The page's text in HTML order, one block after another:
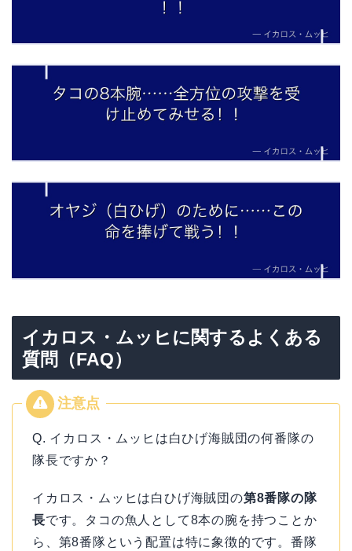
イカロス・ムッヒに関するよくある
質問（FAQ）
Q. イカロス・ムッヒは白ひげ海賊団の何番隊の
隊長ですか？
イカロス・ムッヒは白ひげ海賊団の第8番隊の隊
長です。タコの魚人として8本の腕を持つことか
ら、第8番隊という配置は特に象徴的です。番隊